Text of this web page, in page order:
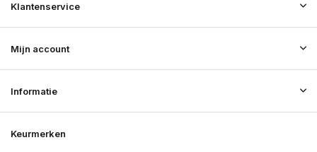
Klantenservice
Mijn account
Informatie
Keurmerken